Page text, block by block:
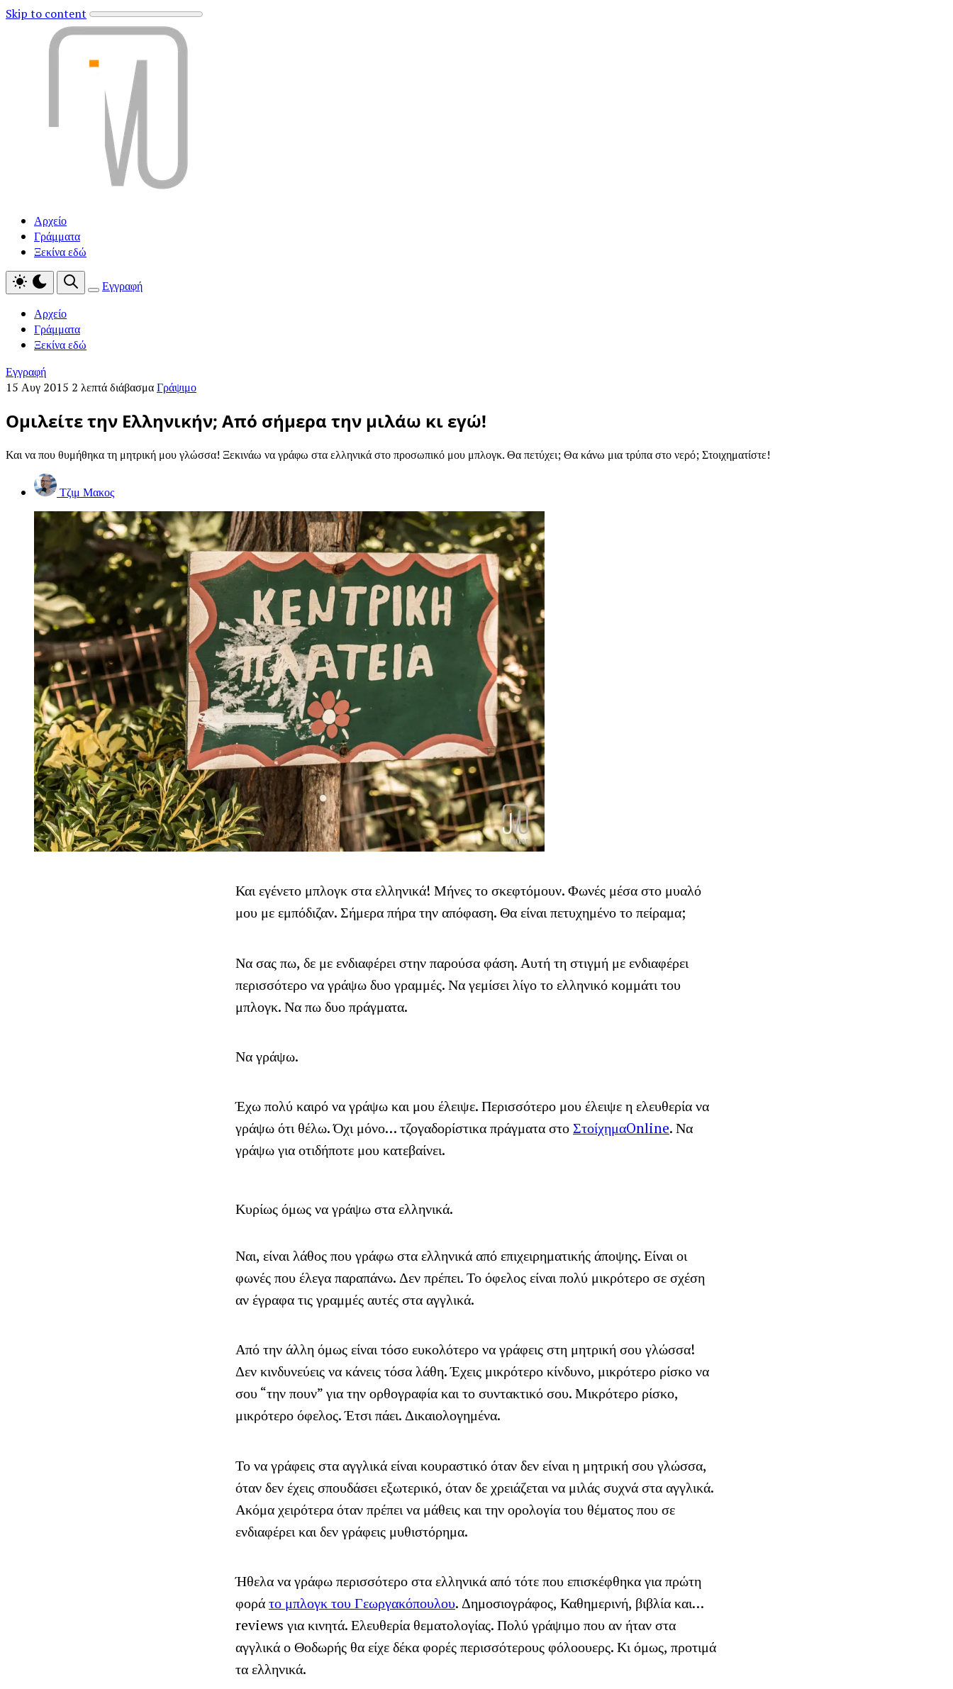
Skip to content
Αρχείο
Γράμματα
Ξεκίνα εδώ
Εγγραφή
Αρχείο
Γράμματα
Ξεκίνα εδώ
Εγγραφή
15 Αυγ 2015 2 λεπτά διάβασμαΓράψιμο
Ομιλείτε την Ελληνικήν; Από σήμερα την μιλάω κι εγώ!
Και να που θυμήθηκα τη μητρική μου γλώσσα! Ξεκινάω να γράφω στα ελληνικά στο προσωπικό μου μπλογκ. Θα πετύχει; Θα κάνω μια τρύπα στο νερό; Στοιχηματίστε!
Τζιμ Μακος
Και εγένετο μπλογκ στα ελληνικά! Μήνες το σκεφτόμουν. Φωνές μέσα στο μυαλό
μου με εμπόδιζαν. Σήμερα πήρα την απόφαση. Θα είναι πετυχημένο το πείραμα;
Να σας πω, δε με ενδιαφέρει στην παρούσα φάση. Αυτή τη στιγμή με ενδιαφέρει
περισσότερο να γράψω δυο γραμμές. Να γεμίσει λίγο το ελληνικό κομμάτι του
μπλογκ. Να πω δυο πράγματα.
Να γράψω.
Έχω πολύ καιρό να γράψω και μου έλειψε. Περισσότερο μου έλειψε η ελευθερία να
γράψω ότι θέλω. Όχι μόνο… τζογαδορίστικα πράγματα στοΣτοίχημαOnline. Να
γράψω για οτιδήποτε μου κατεβαίνει.
Κυρίως όμως να γράψω στα ελληνικά.
Ναι, είναι λάθος που γράφω στα ελληνικά από επιχειρηματικής άποψης. Είναι οι
φωνές που έλεγα παραπάνω. Δεν πρέπει. Το όφελος είναι πολύ μικρότερο σε σχέση
αν έγραφα τις γραμμές αυτές στα αγγλικά.
Από την άλλη όμως είναι τόσο ευκολότερο να γράφεις στη μητρική σου γλώσσα!
Δεν κινδυνεύεις να κάνεις τόσα λάθη. Έχεις μικρότερο κίνδυνο, μικρότερο ρίσκο να
σου “την πουν” για την ορθογραφία και το συντακτικό σου. Μικρότερο ρίσκο,
μικρότερο όφελος. Έτσι πάει. Δικαιολογημένα.
Το να γράφεις στα αγγλικά είναι κουραστικό όταν δεν είναι η μητρική σου γλώσσα,
όταν δεν έχεις σπουδάσει εξωτερικό, όταν δε χρειάζεται να μιλάς συχνά στα αγγλικά.
Ακόμα χειρότερα όταν πρέπει να μάθεις και την ορολογία του θέματος που σε
ενδιαφέρει και δεν γράφεις μυθιστόρημα.
Ήθελα να γράφω περισσότερο στα ελληνικά από τότε που επισκέφθηκα για πρώτη
φοράτο μπλογκ του Γεωργακόπουλου. Δημοσιογράφος, Καθημερινή, βιβλία και…
reviews για κινητά. Ελευθερία θεματολογίας. Πολύ γράψιμο που αν ήταν στα
αγγλικά ο Θοδωρής θα είχε δέκα φορές περισσότερους φόλοουερς. Κι όμως, προτιμά
τα ελληνικά.